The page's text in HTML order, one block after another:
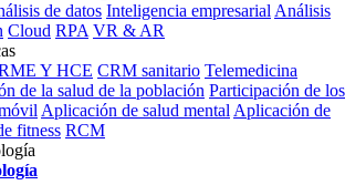
de datos Inteligencia empresarial Análisis
Cloud RPA VR & AR
Y HCE CRM sanitario Telemedicina
de la salud de la población Participación de los
Aplicación de salud mental Aplicación de
fitness RCM